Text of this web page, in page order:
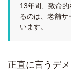
13年間、致命
るのは、老舗サ
います。
正直に言うデ